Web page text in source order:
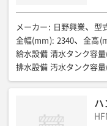
メーカー : 日野興業 型
全幅(mm): 2340 全高
給水設備 清水タンク容量
排水設備 汚水タンク容
簡易水洗大便器/床タン
床タック用ヒーター(1
アース付コンセント×2/